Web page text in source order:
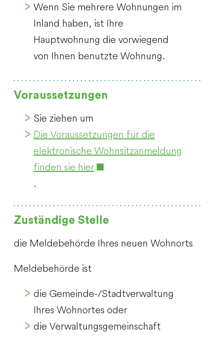
Wenn Sie mehrere Wohnungen im
Inland haben, ist Ihre
Hauptwohnung die vorwiegend
von Ihnen benutzte Wohnung.
Voraussetzungen
Sie ziehen um
Die Voraussetzungen für die
elektronische Wohnsitzanmeldung
finden sie hier
.
Zuständige Stelle
die Meldebehörde Ihres neuen Wohnorts
Meldebehörde ist
die Gemeinde-/Stadtverwaltung
Ihres Wohnortes oder
die Verwaltungsgemeinschaft